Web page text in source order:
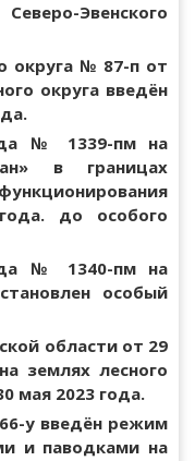
Эвенского
округа № 87-п от
округа введён
№ 1339-пм на
в границах
до особого
№ 1340-пм на
особый
области от 29
землях лесного
мая 2023 года.
у введён режим
и паводками на